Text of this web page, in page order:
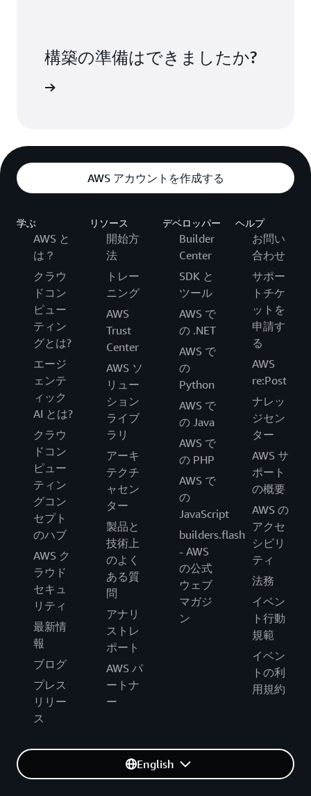
構築の準備はできましたか?
AWS アカウントを作成する
学ぶ
AWS と
は？
クラウ
ドコン
ピュー
ティン
グとは?
エージ
ェンテ
ィック
AI とは?
クラウ
ドコン
ピュー
ティン
グコン
セプト
のハブ
AWS ク
ラウド
セキュ
リティ
最新情
報
ブログ
プレス
リリー
ス
リソース
開始方
法
トレー
ニング
AWS
Trust
Center
AWS ソ
リュー
ション
ライブ
ラリ
アーキ
テクチ
ャセン
ター
製品と
技術上
のよく
ある質
問
アナリ
ストレ
ポート
AWS パ
ートナ
ー
デベロッパー
Builder
Center
SDK と
ツール
AWS で
の .NET
AWS で
の
Python
AWS で
の Java
AWS で
の PHP
AWS で
の
JavaScript
builders.flash
- AWS
の公式
ウェブ
マガジ
ン
ヘルプ
お問い
合わせ
サポー
トチケ
ットを
申請す
る
AWS
re:Post
ナレッ
ジセン
ター
AWS サ
ポート
の概要
AWS の
アクセ
シビリ
ティ
法務
イベン
ト行動
規範
イベン
トの利
用規約
English